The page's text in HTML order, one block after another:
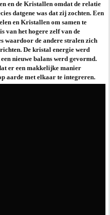
en de Kristallen omdat de relatie
datgene was dat zij zochten. Een
en Kristallen om samen te
van het hogere zelf van de
waardoor de andere stralen zich
richten. De kristal energie werd
nieuwe balans werd gevormd.
er een makkelijke manier
aarde met elkaar te integreren.